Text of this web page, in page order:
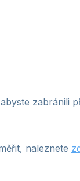
zabránili
naleznete